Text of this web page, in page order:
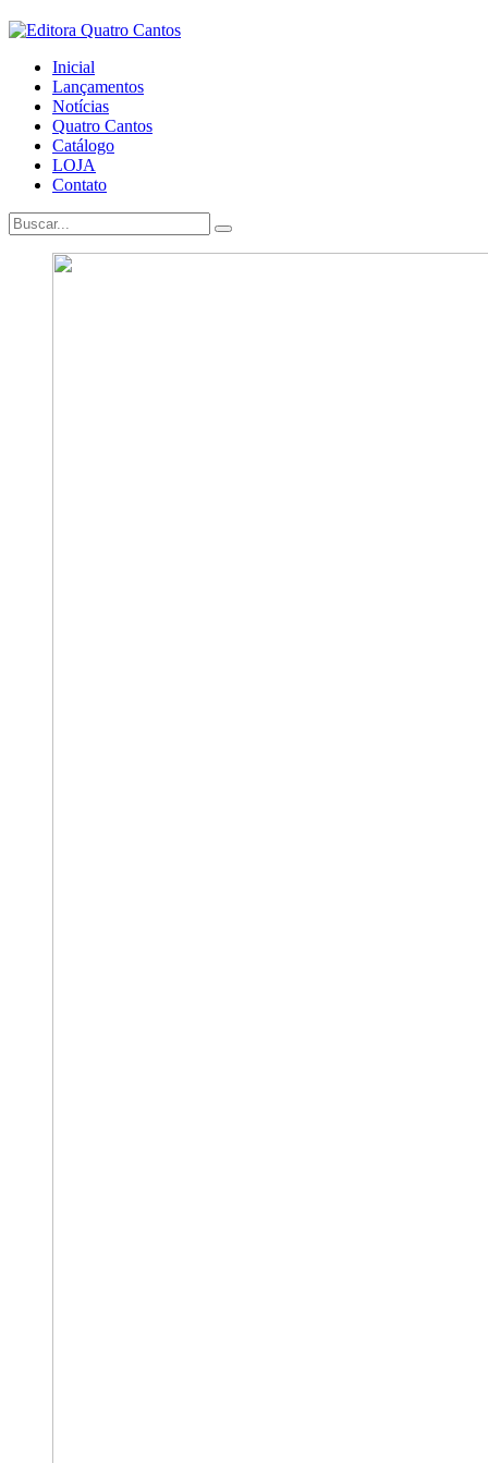
Inicial
Lançamentos
Notícias
Quatro Cantos
Catálogo
LOJA
Contato